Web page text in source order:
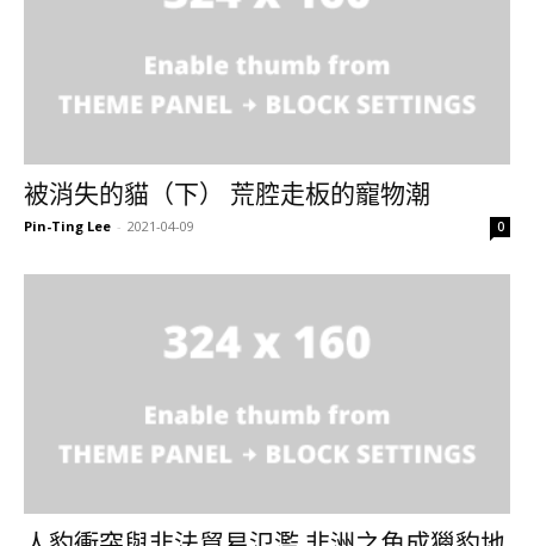
被消失的貓（下） 荒腔走板的寵物潮
Pin-Ting Lee - 2021-04-09 0